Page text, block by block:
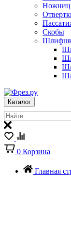
Скобы
Каталог
0 Корзина
Главная